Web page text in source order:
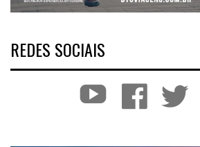
REDES SOCIAIS
YouTube Facebook